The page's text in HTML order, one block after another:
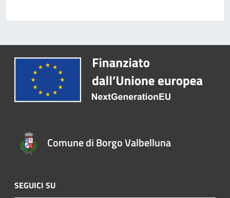
Comune di Borgo Valbelluna
SEGUICI SU